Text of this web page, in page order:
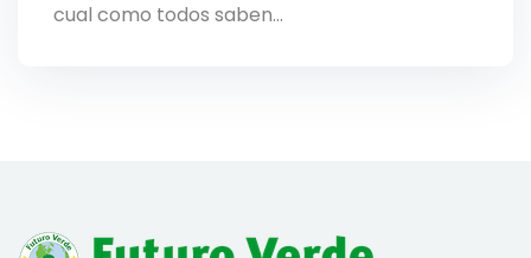
cual como todos saben…